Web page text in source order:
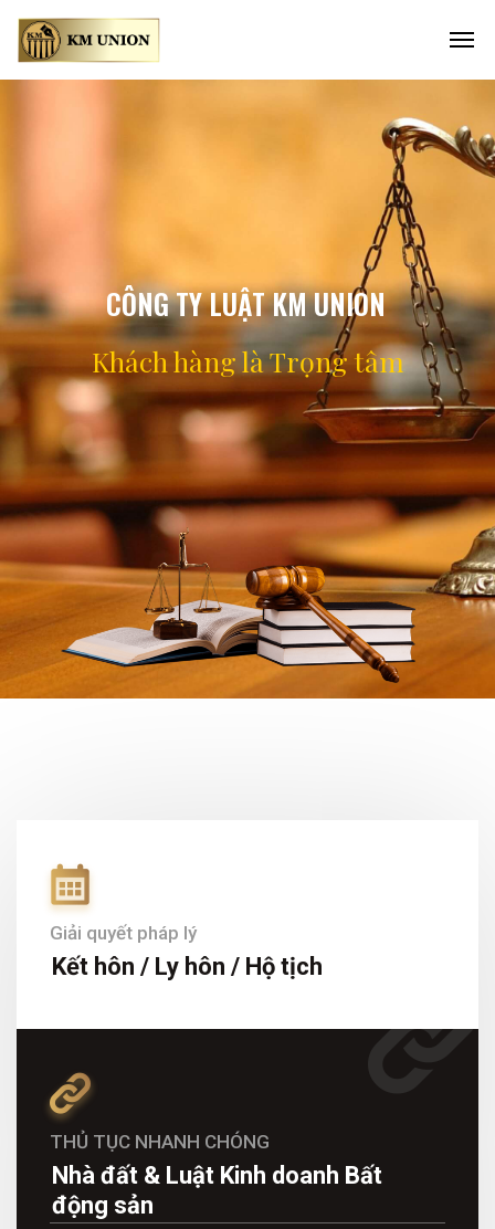
Khách hàng làTrọng tâm
CÔNG TY LUẬT KM UNION
Giải quyết pháp lý
Kết hôn / Ly hôn / Hộ tịch
THỦ TỤC NHANH CHÓNG
Nhà đất & Luật Kinh doanh Bất
động sản